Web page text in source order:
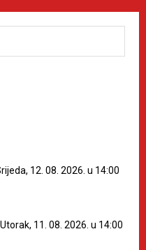
12. 08. 2026. u 14:00
11. 08. 2026. u 14:00